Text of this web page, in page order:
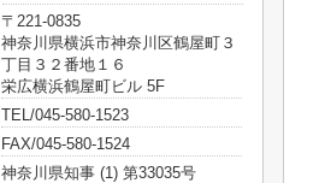
〒221-0835
神奈川県横浜市神奈川区鶴屋町３
丁目３２番地１６
栄広横浜鶴屋町ビル 5F
TEL/045-580-1523
FAX/045-580-1524
神奈川県知事 (1) 第33035号